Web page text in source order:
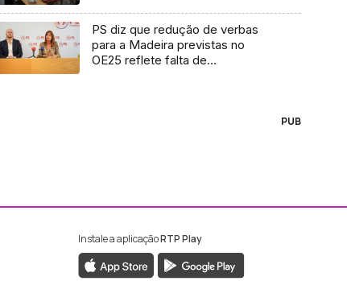
PS diz que redução de verbas
para a Madeira previstas no
OE25 reflete falta de
PUB
da RTP Madeira
da RTP Madeira
Instale a aplicaçãoRTP Play